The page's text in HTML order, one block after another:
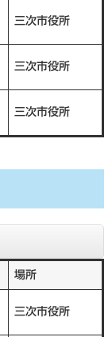
三次市役所
三次市役所
三次市役所
場所
三次市役所